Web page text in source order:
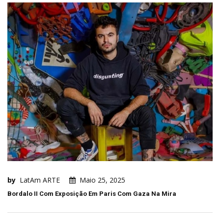
by LatAm ARTE Maio 25, 2025
Bordalo II Com Exposição Em Paris Com Gaza Na Mira